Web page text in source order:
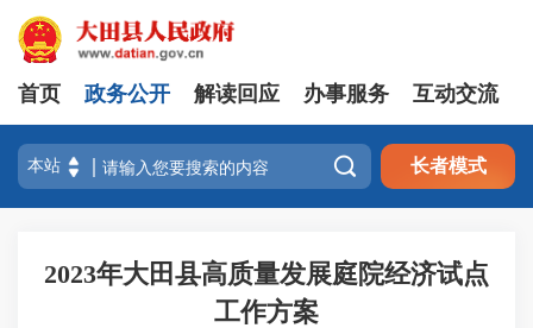
首页 政务公开 解读回应 办事服务 互动交流
 长者模式
2023年大田县高质量发展庭院经济试点
工作方案